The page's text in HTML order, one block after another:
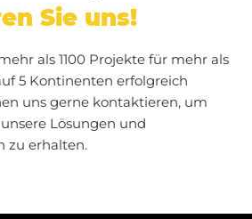
Sie uns!
als 1100 Projekte für mehr als
5 Kontinenten erfolgreich
uns gerne kontaktieren, um
Lösungen und
zu erhalten.